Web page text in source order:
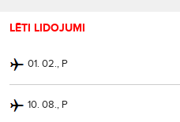
LĒTI LIDOJUMI
01. 02., P
10. 08., P